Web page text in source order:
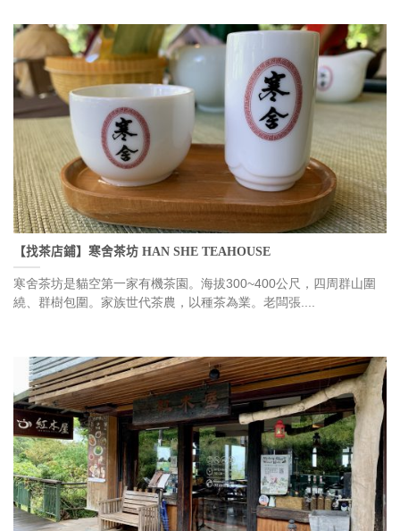
【找茶店鋪】寒舍茶坊 HAN SHE TEAHOUSE
寒舍茶坊是貓空第一家有機茶園。海拔300~400公尺，四周群山圍
繞、群樹包圍。家族世代茶農，以種茶為業。老闆張....